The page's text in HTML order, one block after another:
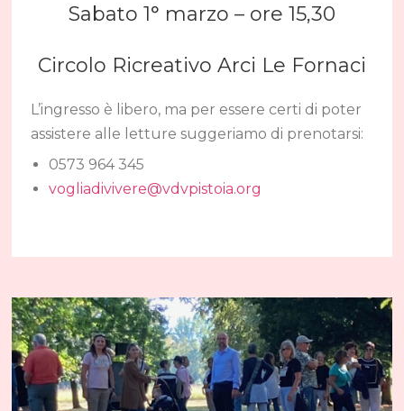
Sabato 1° marzo – ore 15,30
Circolo Ricreativo Arci Le Fornaci
L’ingresso è libero, ma per essere certi di poter
assistere alle letture suggeriamo di prenotarsi:
0573 964 345
vogliadivivere@vdvpistoia.org